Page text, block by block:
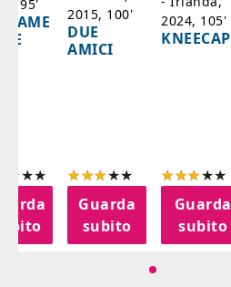
95'
2015, 100'
DUE
AMICI
Guarda
subito
2024, 105'
KNEECAP
Guarda
subito